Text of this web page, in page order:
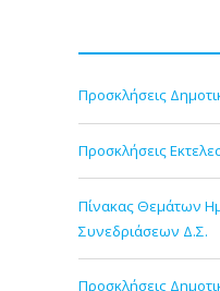
Προσκλήσεις
Προσκλήσεις
Πίνακας Θεμάτων
Συνεδριάσεων Δ.Σ.
Προσκλήσεις